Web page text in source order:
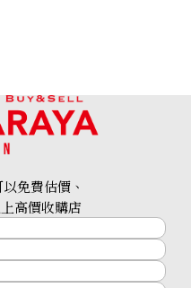
免費估價、
高價收購店